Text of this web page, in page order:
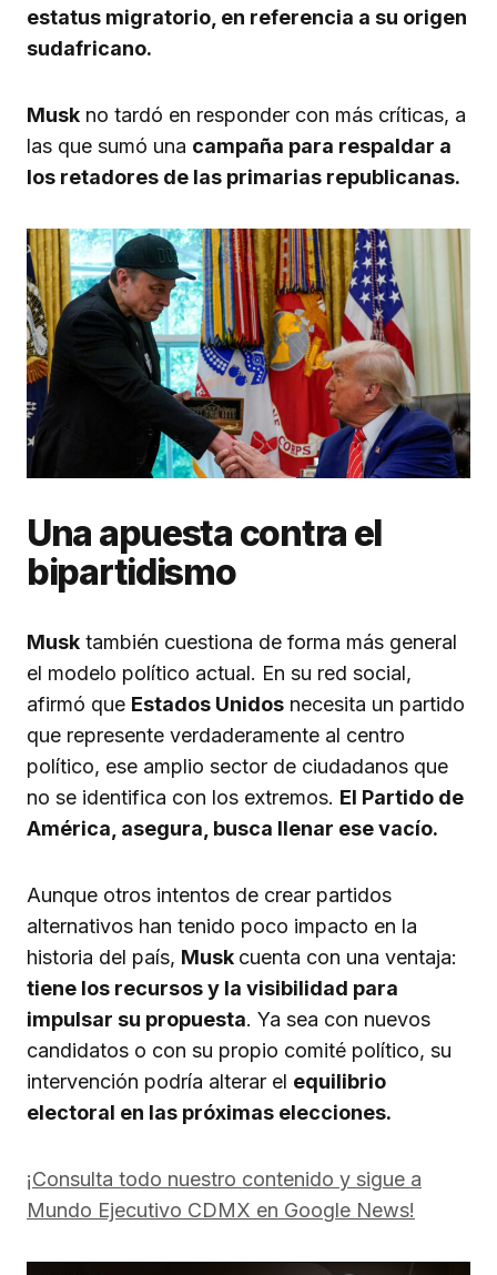
estatus migratorio, en referencia a su origen
sudafricano.
Musk no tardó en responder con más críticas, a
las que sumó una campaña para respaldar a
los retadores de las primarias republicanas.
Una apuesta contra el
bipartidismo
Musk también cuestiona de forma más general
el modelo político actual. En su red social,
afirmó que Estados Unidos necesita un partido
que represente verdaderamente al centro
político, ese amplio sector de ciudadanos que
no se identifica con los extremos. El Partido de
América, asegura, busca llenar ese vacío.
Aunque otros intentos de crear partidos
alternativos han tenido poco impacto en la
historia del país, Musk cuenta con una ventaja:
tiene los recursos y la visibilidad para
impulsar su propuesta. Ya sea con nuevos
candidatos o con su propio comité político, su
intervención podría alterar el equilibrio
electoral en las próximas elecciones.
¡Consulta todo nuestro contenido y sigue a
Mundo Ejecutivo CDMX en Google News!